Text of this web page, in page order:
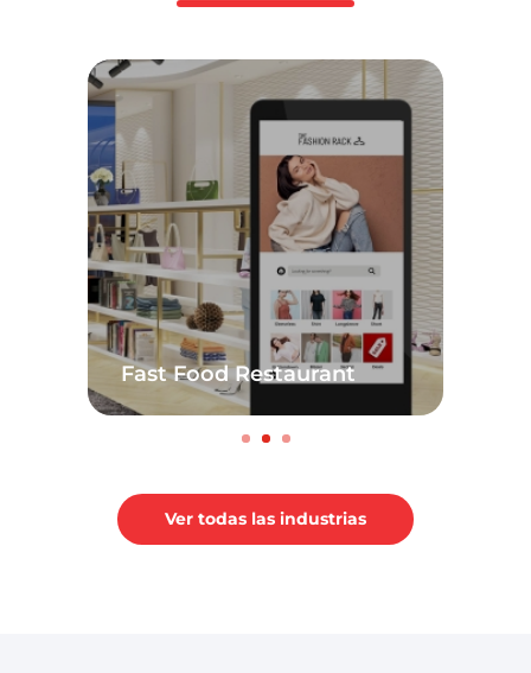
Fast Food Restaurant
Ver todas las industrias